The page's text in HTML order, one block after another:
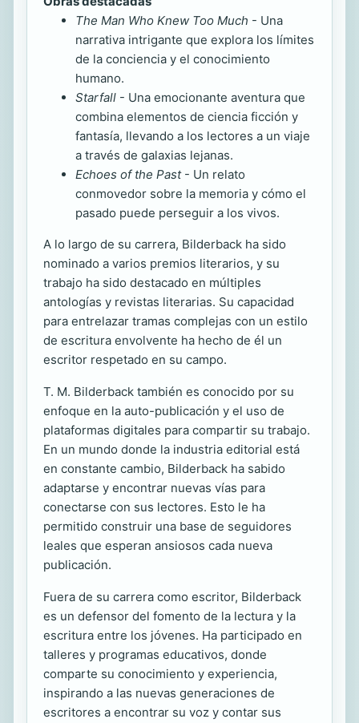
The Man Who Knew Too Much - Una
narrativa intrigante que explora los límites
de la conciencia y el conocimiento
humano.
Starfall - Una emocionante aventura que
combina elementos de ciencia ficción y
fantasía, llevando a los lectores a un viaje
a través de galaxias lejanas.
Echoes of the Past- Un relato
conmovedor sobre la memoria y cómo el
pasado puede perseguir a los vivos.
A lo largo de su carrera, Bilderback ha sido
nominado a varios premios literarios, y su
trabajo ha sido destacado en múltiples
antologías y revistas literarias. Su capacidad
para entrelazar tramas complejas con un estilo
de escritura envolvente ha hecho de él un
escritor respetado en su campo.
T. M. Bilderback también es conocido por su
enfoque en la auto-publicación y el uso de
plataformas digitales para compartir su trabajo.
En un mundo donde la industria editorial está
en constante cambio, Bilderback ha sabido
adaptarse y encontrar nuevas vías para
conectarse con sus lectores. Esto le ha
permitido construir una base de seguidores
leales que esperan ansiosos cada nueva
publicación.
Fuera de su carrera como escritor, Bilderback
es un defensor del fomento de la lectura y la
escritura entre los jóvenes. Ha participado en
talleres y programas educativos, donde
comparte su conocimiento y experiencia,
inspirando a las nuevas generaciones de
escritores a encontrar su voz y contar sus